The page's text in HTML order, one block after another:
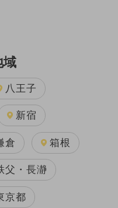
域
八王子
新宿
倉 箱根
父・長瀞
京都